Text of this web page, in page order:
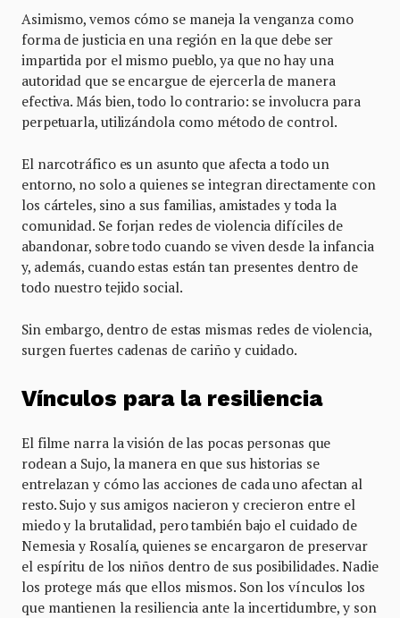
Asimismo, vemos cómo se maneja la venganza como
forma de justicia en una región en la que debe ser
impartida por el mismo pueblo, ya que no hay una
autoridad que se encargue de ejercerla de manera
efectiva. Más bien, todo lo contrario: se involucra para
perpetuarla, utilizándola como método de control.
El narcotráfico es un asunto que afecta a todo un
entorno, no solo a quienes se integran directamente con
los cárteles, sino a sus familias, amistades y toda la
comunidad. Se forjan redes de violencia difíciles de
abandonar, sobre todo cuando se viven desde la infancia
y, además, cuando estas están tan presentes dentro de
todo nuestro tejido social.
Sin embargo, dentro de estas mismas redes de violencia,
surgen fuertes cadenas de cariño y cuidado.
Vínculos para la resiliencia
El filme narra la visión de las pocas personas que
rodean a Sujo, la manera en que sus historias se
entrelazan y cómo las acciones de cada uno afectan al
resto. Sujo y sus amigos nacieron y crecieron entre el
miedo y la brutalidad, pero también bajo el cuidado de
Nemesia y Rosalía, quienes se encargaron de preservar
el espíritu de los niños dentro de sus posibilidades. Nadie
los protege más que ellos mismos. Son los vínculos los
que mantienen la resiliencia ante la incertidumbre, y son